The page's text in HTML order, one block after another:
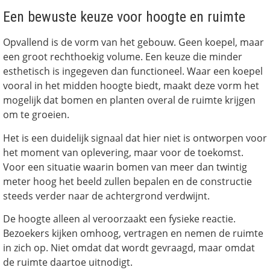
Een bewuste keuze voor hoogte en ruimte
Opvallend is de vorm van het gebouw. Geen koepel, maar
een groot rechthoekig volume. Een keuze die minder
esthetisch is ingegeven dan functioneel. Waar een koepel
vooral in het midden hoogte biedt, maakt deze vorm het
mogelijk dat bomen en planten overal de ruimte krijgen
om te groeien.
Het is een duidelijk signaal dat hier niet is ontworpen voor
het moment van oplevering, maar voor de toekomst.
Voor een situatie waarin bomen van meer dan twintig
meter hoog het beeld zullen bepalen en de constructie
steeds verder naar de achtergrond verdwijnt.
De hoogte alleen al veroorzaakt een fysieke reactie.
Bezoekers kijken omhoog, vertragen en nemen de ruimte
in zich op. Niet omdat dat wordt gevraagd, maar omdat
de ruimte daartoe uitnodigt.